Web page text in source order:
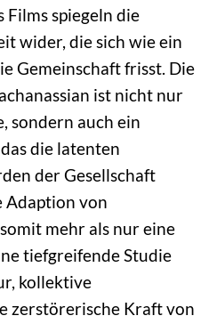
Films spiegeln die
wider, die sich wie ein
Gemeinschaft frisst. Die
ist nicht nur
sondern auch ein
die latenten
der Gesellschaft
Adaption von
mehr als nur eine
tiefgreifende Studie
kollektive
zerstörerische Kraft von